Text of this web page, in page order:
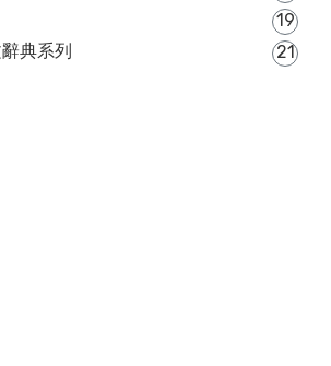
19
典系列
21